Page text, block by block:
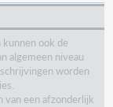
ook de
algemeen niveau
worden
van een afzonderlijk